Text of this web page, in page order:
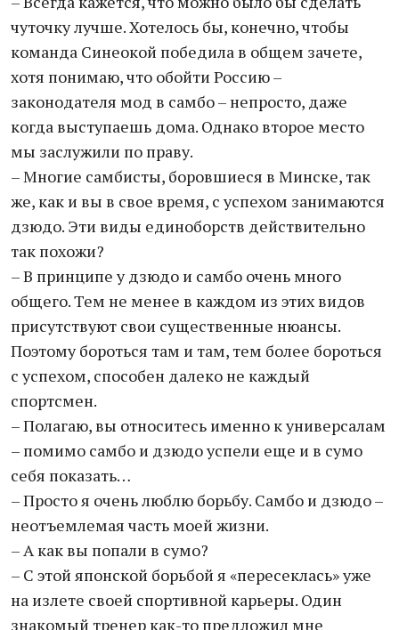
чуточку лучше. Хотелось бы, конечно, чтобы
команда Синеокой победила в общем зачете,
хотя понимаю, что обойти Россию –
законодателя мод в самбо – непросто, даже
когда выступаешь дома. Однако второе место
мы заслужили по праву.
– Многие самбисты, боровшиеся в Минске, так
же, как и вы в свое время, с успехом занимаются
дзюдо. Эти виды единоборств действительно
так похожи?
– В принципе у дзюдо и самбо очень много
общего. Тем не менее в каждом из этих видов
присутствуют свои существенные нюансы.
Поэтому бороться там и там, тем более бороться
с успехом, способен далеко не каждый
спортсмен.
– Полагаю, вы относитесь именно к универсалам
– помимо самбо и дзюдо успели еще и в сумо
себя показать…
– Просто я очень люблю борьбу. Самбо и дзюдо –
неотъемлемая часть моей жизни.
– А как вы попали в сумо?
– С этой японской борьбой я «пересеклась» уже
на излете своей спортивной карьеры. Один
знакомый тренер как-то предложил мне